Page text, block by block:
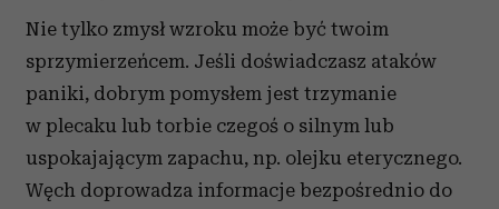
Nie tylko zmysł wzroku może być twoim
sprzymierzeńcem. Jeśli doświadczasz ataków
paniki, dobrym pomysłem jest trzymanie
w plecaku lub torbie czegoś o silnym lub
uspokajającym zapachu, np. olejku eterycznego.
Węch doprowadza informacje bezpośrednio do